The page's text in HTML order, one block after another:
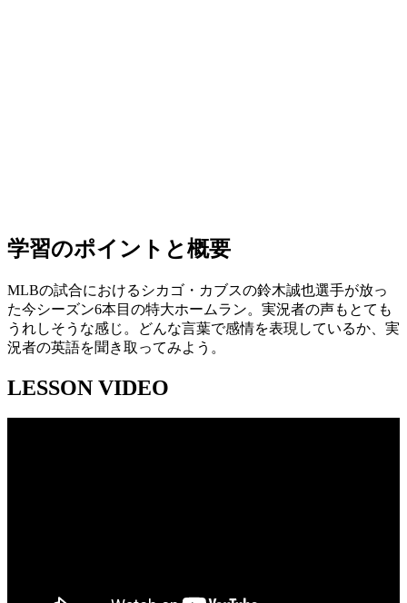
学習のポイントと概要
MLBの試合におけるシカゴ・カブスの鈴木誠也選手が放っ
た今シーズン6本目の特大ホームラン。実況者の声もとても
うれしそうな感じ。どんな言葉で感情を表現しているか、実
況者の英語を聞き取ってみよう。
LESSON VIDEO